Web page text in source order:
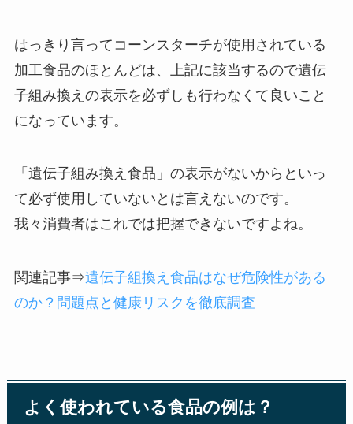
はっきり言ってコーンスターチが使用されている
加工食品のほとんどは、上記に該当するので遺伝
子組み換えの表示を必ずしも行わなくて良いこと
になっています。
「遺伝子組み換え食品」の表示がないからといっ
て必ず使用していないとは言えないのです。
我々消費者はこれでは把握できないですよね。
関連記事⇒遺伝子組換え食品はなぜ危険性がある
のか？問題点と健康リスクを徹底調査
よく使われている食品の例は？